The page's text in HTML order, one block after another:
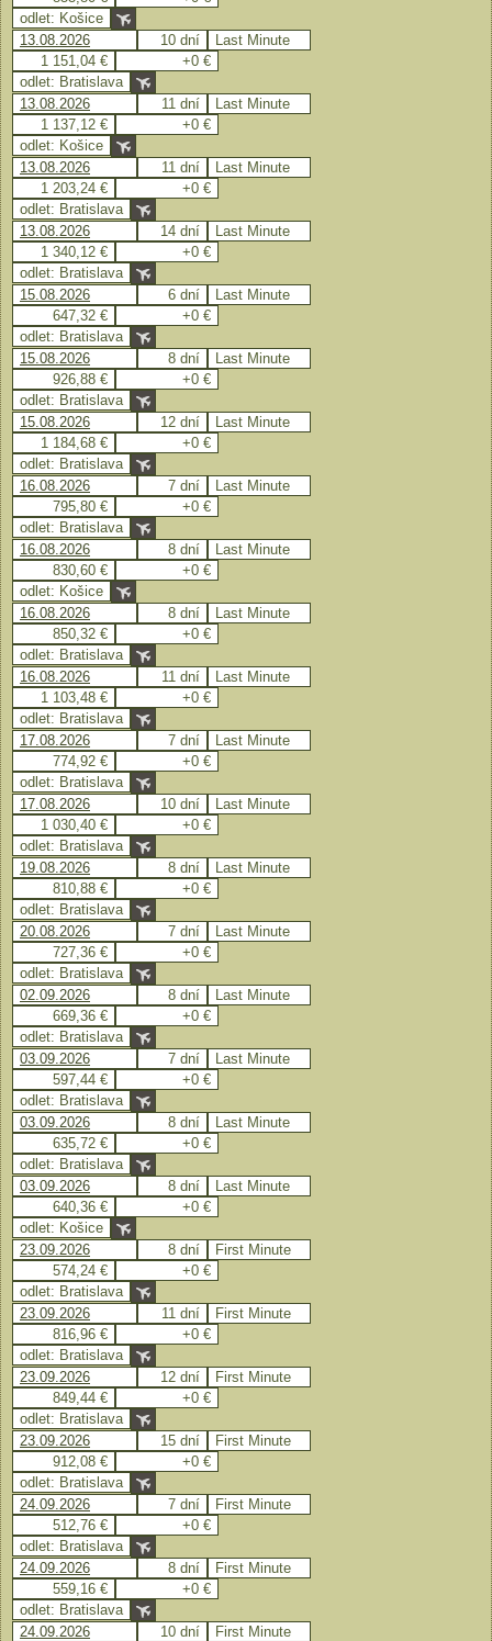
odlet: Košice
13.08.2026
10 dní
Last Minute
1 151,04 €
+0 €
odlet: Bratislava
13.08.2026
11 dní
Last Minute
1 137,12 €
+0 €
odlet: Košice
13.08.2026
11 dní
Last Minute
1 203,24 €
+0 €
odlet: Bratislava
13.08.2026
14 dní
Last Minute
1 340,12 €
+0 €
odlet: Bratislava
15.08.2026
6 dní
Last Minute
647,32 €
+0 €
odlet: Bratislava
15.08.2026
8 dní
Last Minute
926,88 €
+0 €
odlet: Bratislava
15.08.2026
12 dní
Last Minute
1 184,68 €
+0 €
odlet: Bratislava
16.08.2026
7 dní
Last Minute
795,80 €
+0 €
odlet: Bratislava
16.08.2026
8 dní
Last Minute
830,60 €
+0 €
odlet: Košice
16.08.2026
8 dní
Last Minute
850,32 €
+0 €
odlet: Bratislava
16.08.2026
11 dní
Last Minute
1 103,48 €
+0 €
odlet: Bratislava
17.08.2026
7 dní
Last Minute
774,92 €
+0 €
odlet: Bratislava
17.08.2026
10 dní
Last Minute
1 030,40 €
+0 €
odlet: Bratislava
19.08.2026
8 dní
Last Minute
810,88 €
+0 €
odlet: Bratislava
20.08.2026
7 dní
Last Minute
727,36 €
+0 €
odlet: Bratislava
02.09.2026
8 dní
Last Minute
669,36 €
+0 €
odlet: Bratislava
03.09.2026
7 dní
Last Minute
597,44 €
+0 €
odlet: Bratislava
03.09.2026
8 dní
Last Minute
635,72 €
+0 €
odlet: Bratislava
03.09.2026
8 dní
Last Minute
640,36 €
+0 €
odlet: Košice
23.09.2026
8 dní
First Minute
574,24 €
+0 €
odlet: Bratislava
23.09.2026
11 dní
First Minute
816,96 €
+0 €
odlet: Bratislava
23.09.2026
12 dní
First Minute
849,44 €
+0 €
odlet: Bratislava
23.09.2026
15 dní
First Minute
912,08 €
+0 €
odlet: Bratislava
24.09.2026
7 dní
First Minute
512,76 €
+0 €
odlet: Bratislava
24.09.2026
8 dní
First Minute
559,16 €
+0 €
odlet: Bratislava
24.09.2026
10 dní
First Minute